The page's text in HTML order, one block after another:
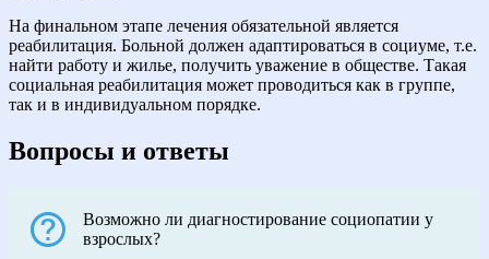
На финальном этапе лечения обязательной является
реабилитация. Больной должен адаптироваться в социуме, т.е.
найти работу и жилье, получить уважение в обществе. Такая
социальная реабилитация может проводиться как в группе,
так и в индивидуальном порядке.
Вопросы и ответы
Возможно ли диагностирование социопатии у
взрослых?